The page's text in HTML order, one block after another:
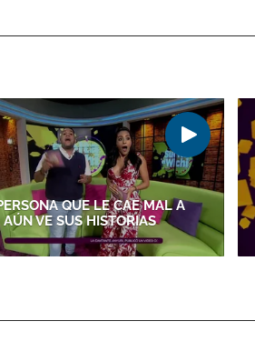
QUE LE CAE MAL A
AÚN VE SUS HISTORIAS